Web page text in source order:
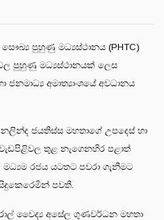
පුහුණු මධ්‍යස්ථානය (PHTC)
පුහුණු මධ්‍යස්ථානයක් ලෙස
අමාත්‍යාංශයේ අවධානය
ජයතිස්ස මහතාගේ උපදෙස් හා
තුළ නැගෙනහිර පළාත්
රජය යටතට පවරා ගැනීමට
පවතී.
වෛද්‍ය අසේල ගුණවර්ධන මහතා